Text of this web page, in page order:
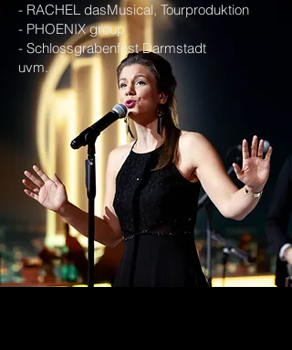
- RACHEL dasMusical, Tourproduktion
- PHOENIX group
- Schlossgrabenfest Darmstadt
uvm.